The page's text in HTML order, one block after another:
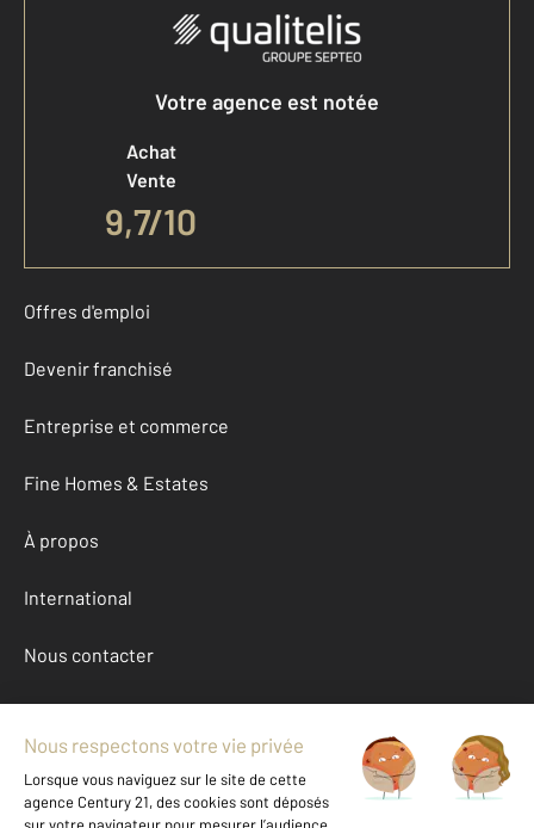
Votre agence est notée
Achat
Vente
9,7/10
Offres d'emploi
Devenir franchisé
Entreprise et commerce
Fine Homes & Estates
À propos
International
Nous contacter
Mentions légales & CGU et Barèmes d'honoraires
Données personnelles